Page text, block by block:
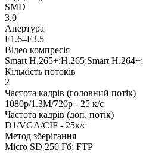
SMD
3.0
Апертура
F1.6–F3.5
Відео компресія
Smart H.265+;H.265;Smart
Кількість потоків
2
Частота кадрів (головний потік)
1080p/1.3M/720p - 25 к/с
Частота кадрів (доп. потік)
D1/VGA/CIF - 25к/с
Метод зберігання
Micro SD 256 Гб; FTP